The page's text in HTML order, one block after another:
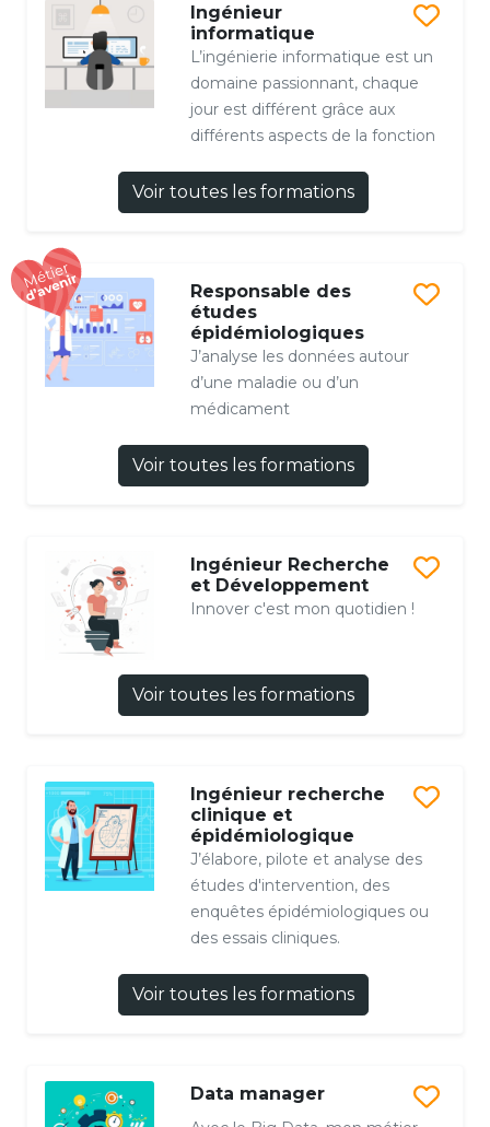
Ingénieur
informatique
L’ingénierie informatique est un
domaine passionnant, chaque
jour est différent grâce aux
différents aspects de la fonction
Voir toutes les formations
Responsable des
études
épidémiologiques
J’analyse les données autour
d’une maladie ou d’un
médicament
Voir toutes les formations
Ingénieur Recherche
et Développement
Innover c'est mon quotidien !
Voir toutes les formations
Ingénieur recherche
clinique et
épidémiologique
J’élabore, pilote et analyse des
études d'intervention, des
enquêtes épidémiologiques ou
des essais cliniques.
Voir toutes les formations
Data manager